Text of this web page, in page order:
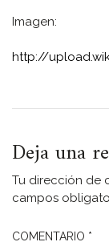
Imagen:
http://
Deja una
Tu dirección de
campos
COMENTARIO *